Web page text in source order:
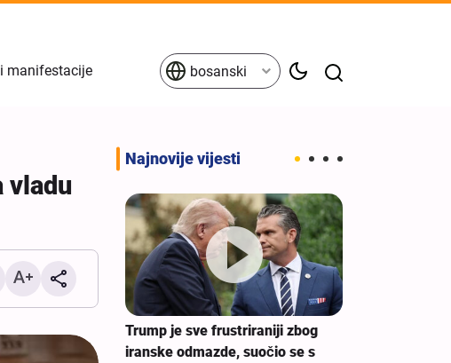
manifestacije bosanski
vladu
Najnovije vijesti
o sporazumu
detalji i
Trump je sve frustriraniji zbog
iranske odmazde, suočio se s